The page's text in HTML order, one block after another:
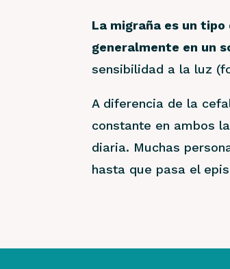
La migraña es un
generalmente en un
sensibilidad a la luz
A diferencia de la
constante en ambos
diaria. Muchas
hasta que pasa el